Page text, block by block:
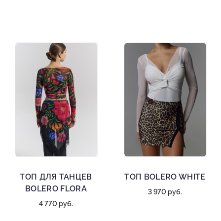
ТОП ДЛЯ ТАНЦЕВ
BOLERO FLORA
4 770 руб.
ТОП BOLERO WHITE
3 970 руб.